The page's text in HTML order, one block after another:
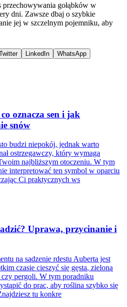
przechowywania gołąbków w
dni. Zawsze dbaj o szybkie
jej w szczelnym pojemniku, aby
LinkedIn WhatsApp
oznacza sen i jak
snów
budzi niepokój, jednak warto
ostrzegawczy, który wymaga
najbliższym otoczeniu. W tym
interpretować ten symbol w oparciu
Ci praktycznych ws
Uprawa, przycinanie i
na sadzenie rdestu Auberta jest
czasie cieszyć się gęstą, zieloną
pergoli. W tym poradniku
do prac, aby roślina szybko się
tu konkre